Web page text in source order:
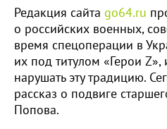
Редакция сайта go64.ru
о российских военных,
время спецоперации в
их под титулом «Герои
нарушать эту традицию.
рассказ о подвиге
Попова.